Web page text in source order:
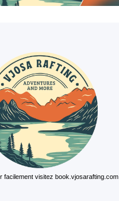
facilement visitez book.vjosarafting.com